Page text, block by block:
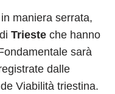
maniera serrata,
Trieste che hanno
sarà
dalle
Viabilità triestina.